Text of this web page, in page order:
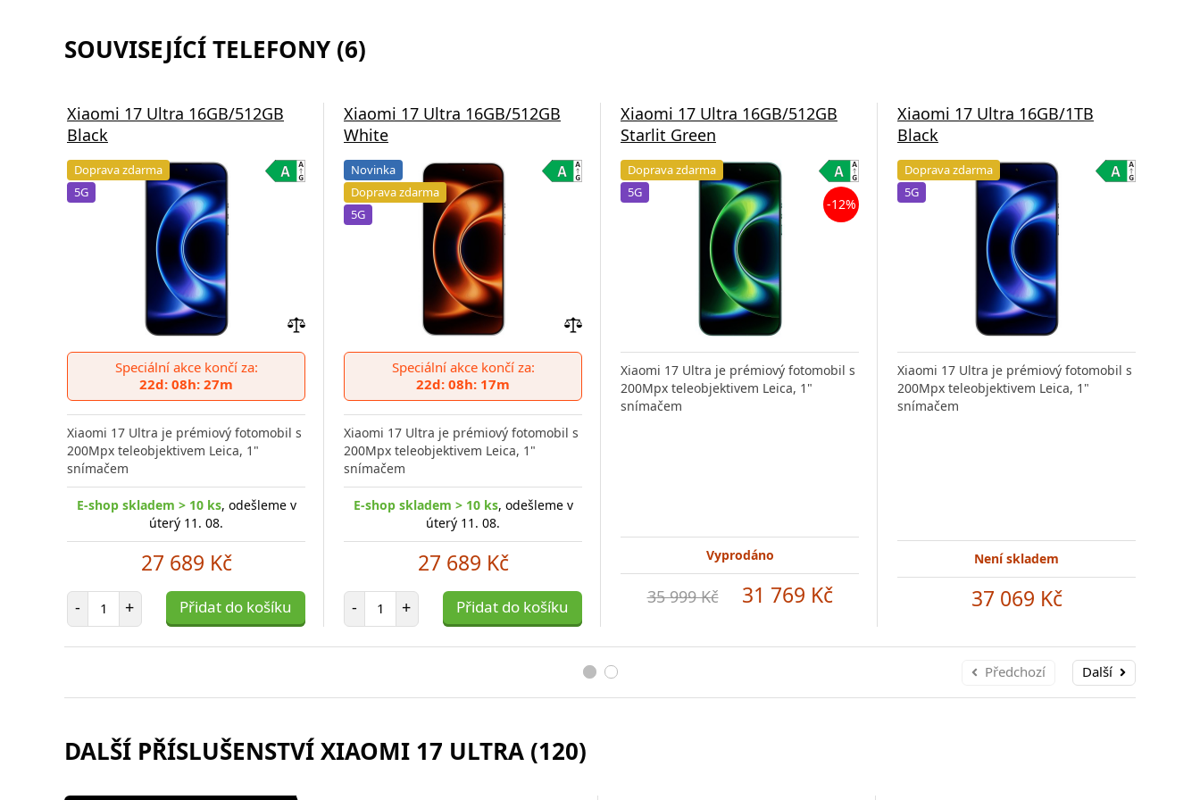
SOUVISEJÍCÍ TELEFONY (6)
Xiaomi 17 Ultra 16GB/512GB
Black
Doprava zdarma
5G
do
Speciální akce končí za:
22d: 08h: 27m
Xiaomi 17 Ultra je prémiový fotomobil s
200Mpx teleobjektivem Leica, 1"
snímačem
E-shop skladem > 10 ks, odešleme v
úterý 11. 08.
27 689 Kč
- Počet položek
+ Přidat do košíku
Xiaomi 17 Ultra 16GB/512GB
White
Novinka
Doprava zdarma
5G
do
porovnání
Speciální akce končí za:
22d: 08h: 17m
Xiaomi 17 Ultra je prémiový fotomobil s
200Mpx teleobjektivem Leica, 1"
snímačem
E-shop skladem > 10 ks, odešleme v
úterý 11. 08.
27 689 Kč
- Počet položek
+ Přidat do košíku
Xiaomi 17 Ultra 16GB/512GB
Starlit Green
Doprava zdarma
5G
-12%
Xiaomi 17 Ultra je prémiový fotomobil s
200Mpx teleobjektivem Leica, 1"
snímačem
Vyprodáno
35 999 Kč 31 769 Kč
Xiaomi 17 Ultra 16GB/1TB
Black
Doprava zdarma
5G
Xiaomi 17 Ultra je prémiový fotomobil s
200Mpx teleobjektivem Leica, 1"
snímačem
Není skladem
37 069 Kč
Předchozí Další
DALŠÍ PŘÍSLUŠENSTVÍ XIAOMI 17 ULTRA (120)